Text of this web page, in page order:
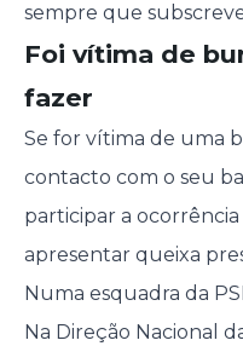
sempre que
Foi vítima de
fazer
Se for vítima de uma
contacto com o seu
participar a ocorrência
apresentar queixa
Numa esquadra da
Na Direção Nacional